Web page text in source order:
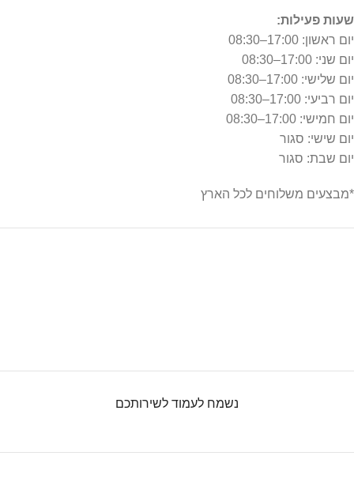
שעות פעילות:
יום ראשון: 17:00–08:30
יום שני: 17:00–08:30
יום שלישי: 17:00–08:30
יום רביעי: 17:00–08:30
יום חמישי: 17:00–08:30
יום שישי: סגור
יום שבת: סגור
*מבצעים משלוחים לכל הארץ
נשמח לעמוד לשירותכם